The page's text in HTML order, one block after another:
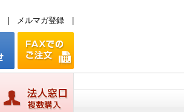
メルマガ登録